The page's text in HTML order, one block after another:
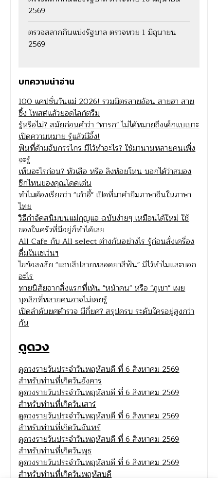
2569
ตรวจสลากกินแบ่งรัฐบาล ตรวจหวย 1 มิถุนายน
2569
บทความน่าอ่าน
100 แคปชั่นวันแม่ 2026! รวมมิตรสายอ้อน สายฮา สาย
ซึ้ง โพสต์แล้วยอดไลก์ตรึม
รู้หรือไม่? สมัยก่อนคำว่า "ทารก" ไม่ได้หมายถึงเด็กแบเบาะ
เปิดความหมาย รู้แล้วมีอึ้ง!
ฟันที่ด้ามจับกรรไกร มีไว้ทำอะไร? ใช้มานานหลายคนเพิ่ง
จะรู้
เห็นอะไรก่อน? หัวเสือ หรือ ลิงห้อยโหน บอกได้ว่าสมอง
ซีกไหนของคุณโดดเด่น
ทำไมต้องเรียกว่า "เก้าอี้" เปิดที่มาคำยืมภาษาจีนในภาษา
ไทย
วิธีกำจัดสนิมบนแม่กุญแจ ฉบับง่ายๆ เหมือนได้ใหม่ ใช้
ของในครัวที่มีอยู่ก็ทำได้เลย
All Cafe กับ All select ต่างกันอย่างไร รู้ก่อนสั่งเครื่อง
ดื่มในเซเว่นฯ
ไขข้อสงสัย "แถบสีปลายหลอดยาสีฟัน" มีไว้ทำไมและบอก
อะไร
ทายนิสัยจากสิ่งแรกที่เห็น "หน้าคน" หรือ "ภูเขา" เผย
บุคลิกที่หลายคนอาจไม่เคยรู้
เปิดลำดับยศตำรวจ มีกี่ยศ? สรุปครบ ระดับใครอยู่สูงกว่า
กัน
ดูดวง
ดูดวงรายวันประจำวันพฤหัสบดี ที่ 6 สิงหาคม 2569
สำหรับท่านที่เกิดวันอังคาร
ดูดวงรายวันประจำวันพฤหัสบดี ที่ 6 สิงหาคม 2569
สำหรับท่านที่เกิดวันเสาร์
ดูดวงรายวันประจำวันพฤหัสบดี ที่ 6 สิงหาคม 2569
สำหรับท่านที่เกิดวันจันทร์
ดูดวงรายวันประจำวันพฤหัสบดี ที่ 6 สิงหาคม 2569
สำหรับท่านที่เกิดวันพุธ
ดูดวงรายวันประจำวันพฤหัสบดี ที่ 6 สิงหาคม 2569
สำหรับท่านที่เกิดวันพฤหัสบดี